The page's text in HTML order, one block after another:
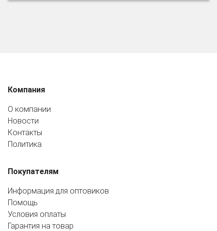
Компания
О компании
Новости
Контакты
Политика
Покупателям
Информация для оптовиков
Помощь
Условия оплаты
Гарантия на товар